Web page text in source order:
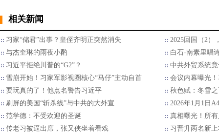
相关新闻
习家“储君”出事？皇侄齐明正突然消失
2025回国（2）
与杰奎琳的雨夜小酌
白石-南素里唱
习近平拒绝川普的“G2”？
中共外贸系统
雪崩开始！习家军影视圈核心“马仔”主动自首
会议内幕曝光
要玩真的了！他点名警告习近平
秋色赋：冬雪
刷屏的美国“斩杀线”与中共的大外宣
2026年1月1日
范学德：不受欢迎的圣诞
真相曝光！所
传老习被逼出席，张又侠坐着看戏
习晋升两名新